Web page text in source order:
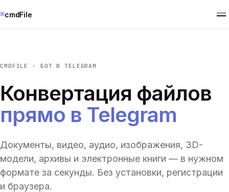
⌘cmdFile
CMDFILE · БОТ В TELEGRAM
Конвертация файлов
прямо в Telegram
Документы, видео, аудио, изображения, 3D-
модели, архивы и электронные книги — в нужном
формате за секунды. Без установки, регистрации
и браузера.